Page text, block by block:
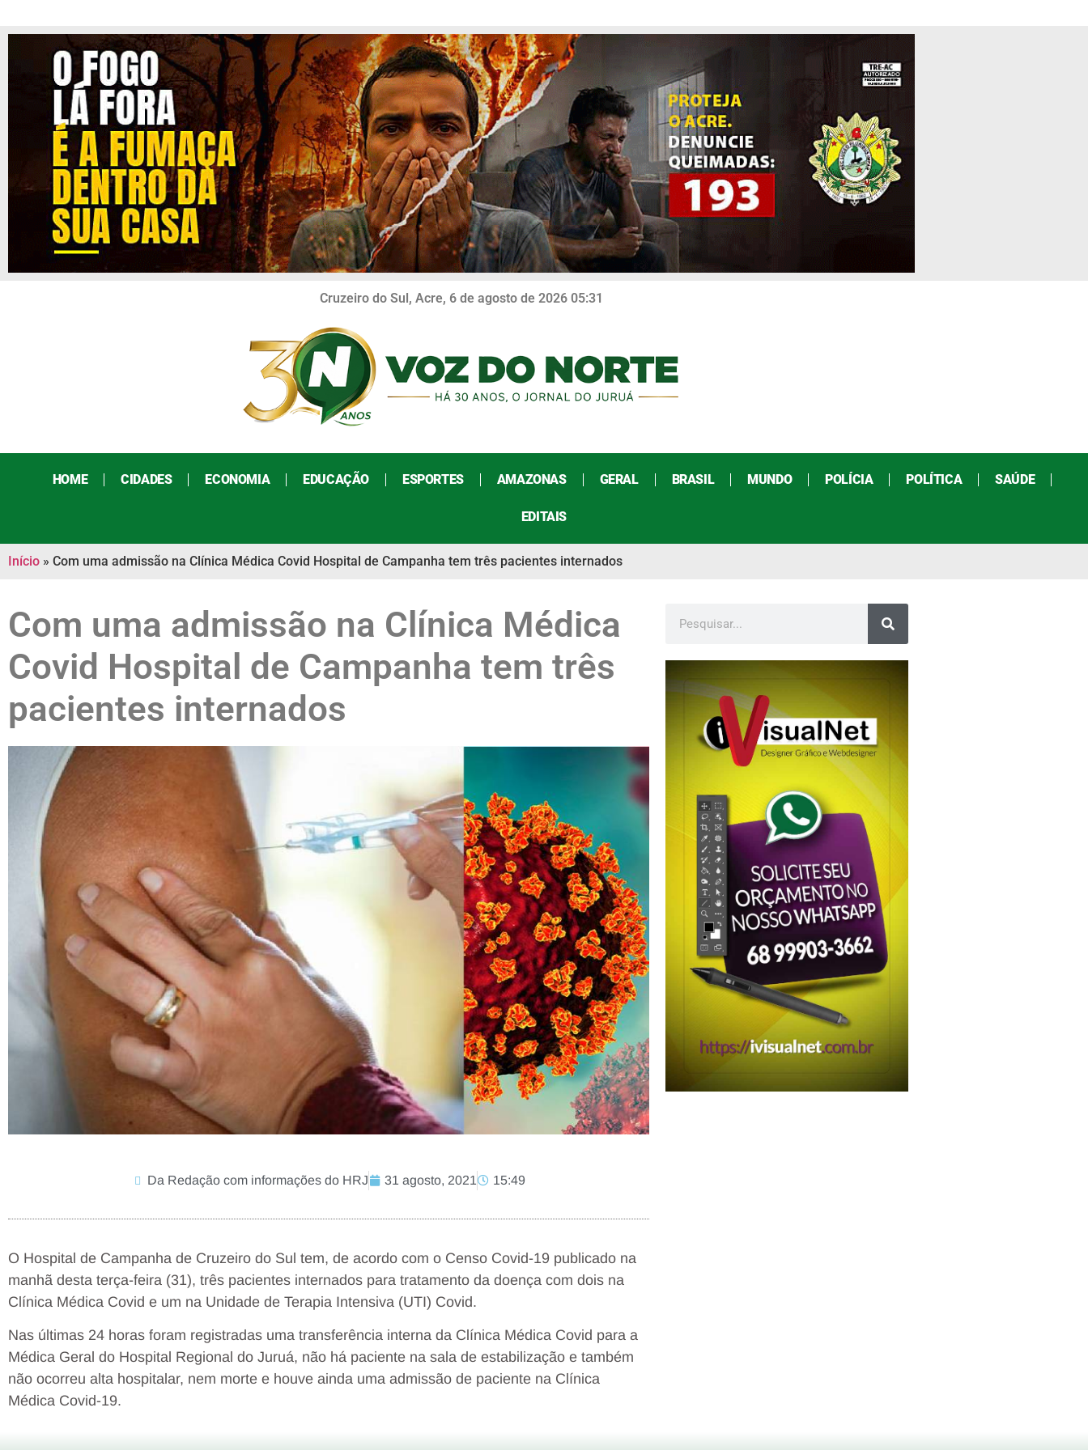
Cruzeiro do Sul, Acre, 6 de agosto de 2026 05:31
HOME CIDADES ECONOMIA EDUCAÇÃO ESPORTES AMAZONAS GERAL BRASIL MUNDO POLÍCIA POLÍTICA SAÚDE
EDITAIS
Início » Com uma admissão na Clínica Médica Covid Hospital de Campanha tem três pacientes internados
Com uma admissão na Clínica Médica
Covid Hospital de Campanha tem três
pacientes internados
Da Redação com informações do HRJ 31 agosto, 2021 15:49
O Hospital de Campanha de Cruzeiro do Sul tem, de acordo com o Censo Covid-19 publicado na
manhã desta terça-feira (31), três pacientes internados para tratamento da doença com dois na
Clínica Médica Covid e um na Unidade de Terapia Intensiva (UTI) Covid.
Nas últimas 24 horas foram registradas uma transferência interna da Clínica Médica Covid para a
Médica Geral do Hospital Regional do Juruá, não há paciente na sala de estabilização e também
não ocorreu alta hospitalar, nem morte e houve ainda uma admissão de paciente na Clínica
Médica Covid-19.